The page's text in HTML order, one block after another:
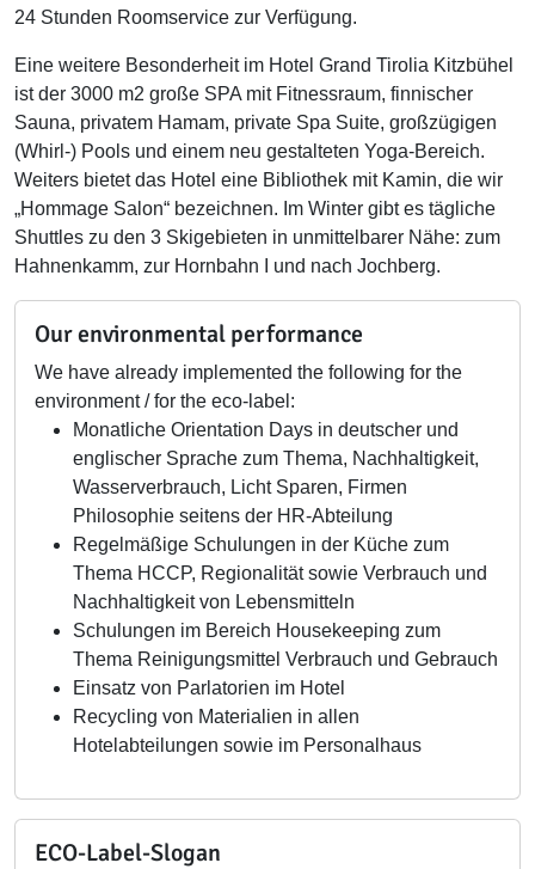
24 Stunden Roomservice zur Verfügung.
Eine weitere Besonderheit im Hotel Grand Tirolia Kitzbühel
ist der 3000 m2 große SPA mit Fitnessraum, finnischer
Sauna, privatem Hamam, private Spa Suite, großzügigen
(Whirl-) Pools und einem neu gestalteten Yoga-Bereich.
Weiters bietet das Hotel eine Bibliothek mit Kamin, die wir
„Hommage Salon“ bezeichnen. Im Winter gibt es tägliche
Shuttles zu den 3 Skigebieten in unmittelbarer Nähe: zum
Hahnenkamm, zur Hornbahn I und nach Jochberg.
Our environmental performance
We have already implemented the following for the
environment / for the eco-label:
Monatliche Orientation Days in deutscher und
englischer Sprache zum Thema, Nachhaltigkeit,
Wasserverbrauch, Licht Sparen, Firmen
Philosophie seitens der HR-Abteilung
Regelmäßige Schulungen in der Küche zum
Thema HCCP, Regionalität sowie Verbrauch und
Nachhaltigkeit von Lebensmitteln
Schulungen im Bereich Housekeeping zum
Thema Reinigungsmittel Verbrauch und Gebrauch
Einsatz von Parlatorien im Hotel
Recycling von Materialien in allen
Hotelabteilungen sowie im Personalhaus
ECO-Label-Slogan